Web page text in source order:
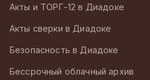
Акты и ТОРГ-12 в Диадоке
Акты сверки в Диадоке
Безопасность в Диадоке
Бессрочный облачный архив